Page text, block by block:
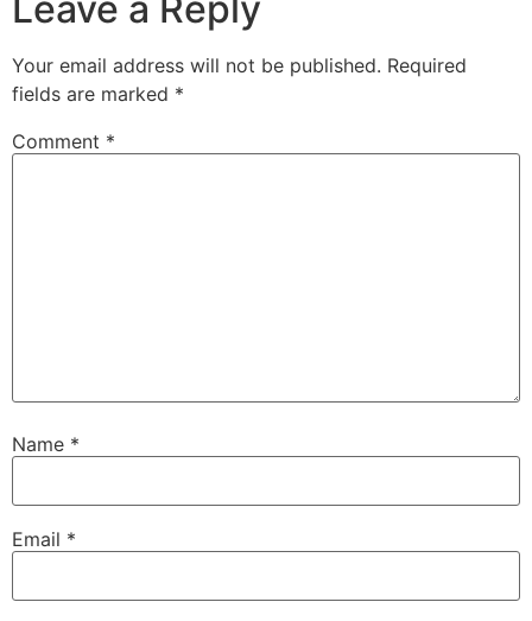
Your email address will not be published. Required
fields are marked *
Comment *
Name *
Email *